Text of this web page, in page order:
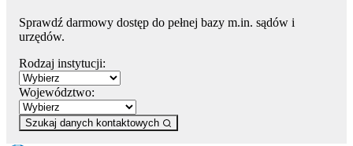
Sprawdź darmowy dostęp do pełnej bazy m.in. sądów i
urzędów.
Rodzaj instytucji:
Województwo:
Szukaj danych kontaktowych